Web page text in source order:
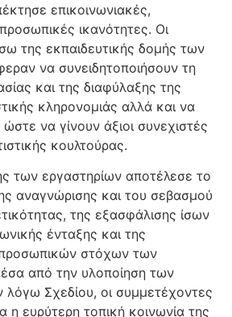
επικοινωνιακές,
ικανότητες. Οι
της εκπαιδευτικής δομής των
να συνειδητοποιήσουν τη
και της διαφύλαξης της
κληρονομιάς αλλά και να
να γίνουν άξιοι συνεχιστές
κουλτούρας.
των εργαστηρίων αποτέλεσε το
αναγνώρισης και του σεβασμού
της εξασφάλισης ίσων
ένταξης και της
στόχων των
από την υλοποίηση των
λόγω Σχεδίου, οι συμμετέχοντες
η ευρύτερη τοπική κοινωνία της